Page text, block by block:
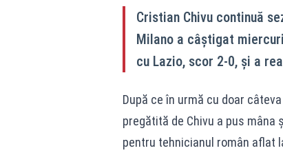
Cristian Chivu continuă
Milano a câștigat
cu Lazio, scor 2-0, și a
După ce în urmă cu doar
pregătită de Chivu a pus
pentru tehnicianul român aflat